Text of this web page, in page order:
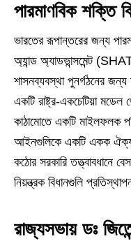
পারমাণবিক শক্তি
ভারতের রূপান্তরের জন্য
অ্যান্ড অ্যাডভান্সমেন্ট
শাসনব্যবস্থা পুনর্গঠনের
একটি রাষ্ট্র-একচেটিয়া
কাঠামোতে একটি মাইলফলক
আইনগুলিকে একটি একক
কঠোর সরকারি তত্ত্বাবধানে
নিয়ন্ত্রক বিধানগুলি
রাজ্যসভায় ডঃ